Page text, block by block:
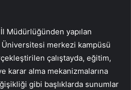
Müdürlüğünden yapılan
merkezi kampüsü
çalıştayda, eğitim,
karar alma mekanizmalarına
gibi başlıklarda sunumlar